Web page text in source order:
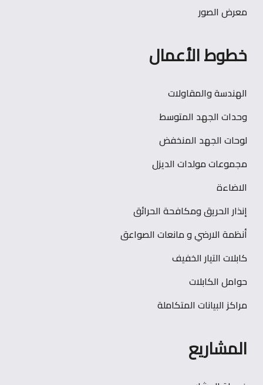
معرض الصور
خطوط الأعمال
الهندسة والمقاولات
وحدات الجهد المتوسط
لوحات الجهد المنخفض
مجموعات مولدات الديزل
الاضاءة
إنذار الحريق ومكافحة الحرائق
أنظمة الارضي و مانعات الصواعق
كابلات التيار الخفيف
حوامل الكابلات
مراكز البيانات المتكاملة
المشاريع